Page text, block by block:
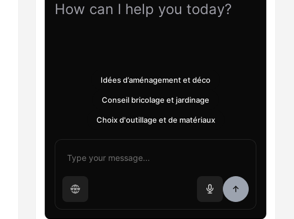
How can I help you today?
Idées d’aménagement et déco
Conseil bricolage et jardinage
Choix d'outillage et de matériaux